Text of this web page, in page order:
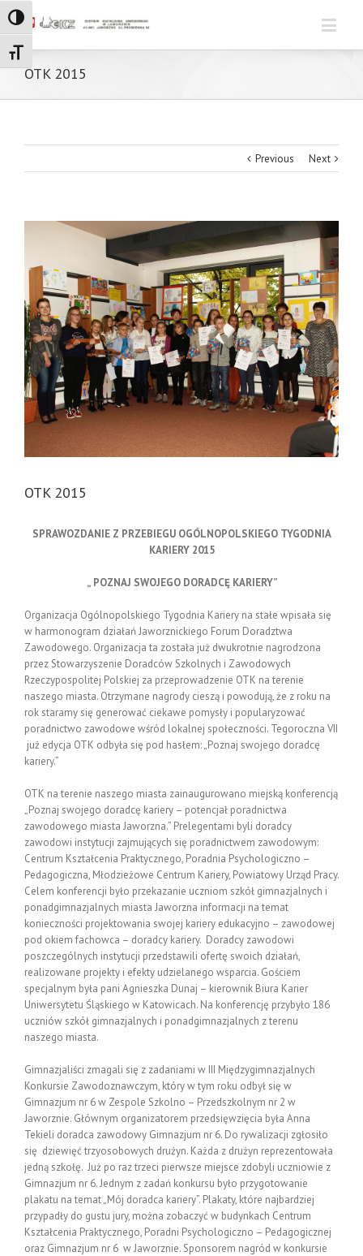
Toggle High Contrast
Toggle Font size
OTK 2015
Previous Next
OTK 2015
SPRAWOZDANIE Z PRZEBIEGU OGÓLNOPOLSKIEGO TYGODNIA
KARIERY 2015
„ POZNAJ SWOJEGO DORADCĘ KARIERY”
Organizacja Ogólnopolskiego Tygodnia Kariery na stałe wpisała się
w harmonogram działań Jaworznickiego Forum Doradztwa
Zawodowego. Organizacja ta została już dwukrotnie nagrodzona
przez Stowarzyszenie Doradców Szkolnych i Zawodowych
Rzeczypospolitej Polskiej za przeprowadzenie OTK na terenie
naszego miasta. Otrzymane nagrody cieszą i powodują, że z roku na
rok staramy się generować ciekawe pomysły i popularyzować
poradnictwo zawodowe wśród lokalnej społeczności. Tegoroczna VII
już edycja OTK odbyła się pod hasłem: „Poznaj swojego doradcę
kariery.”
OTK na terenie naszego miasta zainaugurowano miejską konferencją
„Poznaj swojego doradcę kariery – potencjał poradnictwa
zawodowego miasta Jaworzna.” Prelegentami byli doradcy
zawodowi instytucji zajmujących się poradnictwem zawodowym:
Centrum Kształcenia Praktycznego, Poradnia Psychologiczno –
Pedagogiczna, Młodzieżowe Centrum Kariery, Powiatowy Urząd Pracy.
Celem konferencji było przekazanie uczniom szkół gimnazjalnych i
ponadgimnazjalnych miasta Jaworzna informacji na temat
konieczności projektowania swojej kariery edukacyjno – zawodowej
pod okiem fachowca – doradcy kariery. Doradcy zawodowi
poszczególnych instytucji przedstawili ofertę swoich działań,
realizowane projekty i efekty udzielanego wsparcia. Gościem
specjalnym była pani Agnieszka Dunaj – kierownik Biura Karier
Uniwersytetu Śląskiego w Katowicach. Na konferencję przybyło 186
uczniów szkół gimnazjalnych i ponadgimnazjalnych z terenu
naszego miasta.
Gimnazjaliści zmagali się z zadaniami w III Międzygimnazjalnych
Konkursie Zawodoznawczym, który w tym roku odbył się w
Gimnazjum nr 6 w Zespole Szkolno – Przedszkolnym nr 2 w
Jaworznie. Głównym organizatorem przedsięwzięcia była Anna
Tekieli doradca zawodowy Gimnazjum nr 6. Do rywalizacji zgłosiło
się dziewięć trzyosobowych drużyn. Każda z drużyn reprezentowała
jedną szkołę. Już po raz trzeci pierwsze miejsce zdobyli uczniowie z
Gimnazjum nr 6. Jednym z zadań konkursu było przygotowanie
plakatu na temat „Mój doradca kariery”. Plakaty, które najbardziej
przypadły do gustu jury, można zobaczyć w budynkach Centrum
Kształcenia Praktycznego, Poradni Psychologiczno – Pedagogicznej
oraz Gimnazjum nr 6 w Jaworznie. Sponsorem nagród w konkursie